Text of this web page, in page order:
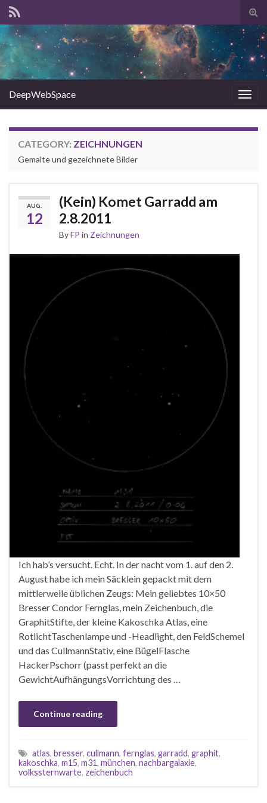
DeepWebSpace
CATEGORY: ZEICHNUNGEN
Gemalte und gezeichnete Bilder
AUG.
12
(Kein) Komet Garradd am
2.8.2011
ByFP in Zeichnungen
Ich hab’s versucht. Echt. In der nacht vom 1. auf den 2.
August habe ich mein Säcklein gepackt mit dem
mittlerweile üblichen Zeugs: Mein geliebtes 10×50
Bresser Condor Fernglas, mein Zeichenbuch, die
GraphitStifte, der kleine Kakoschka Atlas, eine
RotlichtTaschenlampe und -Headlight, den FeldSchemel
und das CullmannStativ, eine BügelFlasche
HackerPschorr (passt perfekt an die
GewichtAufhängungsVorrichtung des …
Continue reading
atlas, bresser, cullmann, fernglas, garradd, graphit,
kakoschka, m15, m31, münchen, nachbargalaxie,
volkssternwarte, zeichenbuch